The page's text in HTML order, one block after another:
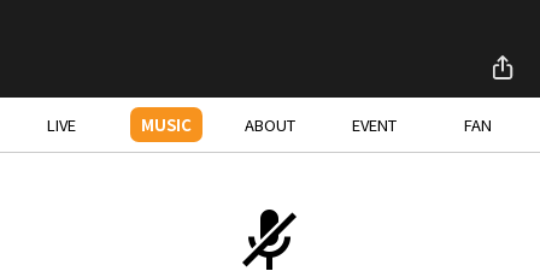
LIVE MUSIC ABOUT EVENT FAN